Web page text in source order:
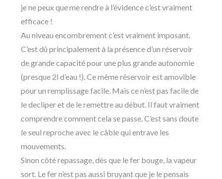
je ne peux que me rendre à l’évidence c’est vraiment
efficace !
Au niveau encombrement c’est vraiment imposant.
C’est dû principalement à la présence d’un réservoir
de grande capacité pour une plus grande autonomie
(presque 2l d’eau !). Ce même réservoir est amovible
pour un remplissage facile. Mais ce n’est pas facile de
le decliper et de le remettre au début. Il faut vraiment
comprendre comment cela se passe. C’est sans doute
le seul reproche avec le câble qui entrave les
mouvements.
Sinon côté repassage, dès que le fer bouge, la vapeur
sort. Le fer n’est pas aussi bruyant que je le pensais